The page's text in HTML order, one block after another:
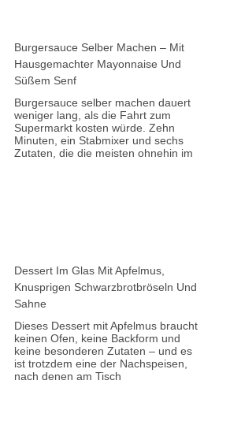
Burgersauce Selber Machen – Mit
Hausgemachter Mayonnaise Und
Süßem Senf
Burgersauce selber machen dauert
weniger lang, als die Fahrt zum
Supermarkt kosten würde. Zehn
Minuten, ein Stabmixer und sechs
Zutaten, die die meisten ohnehin im
Dessert Im Glas Mit Apfelmus,
Knusprigen Schwarzbrotbröseln Und
Sahne
Dieses Dessert mit Apfelmus braucht
keinen Ofen, keine Backform und
keine besonderen Zutaten – und es
ist trotzdem eine der Nachspeisen,
nach denen am Tisch